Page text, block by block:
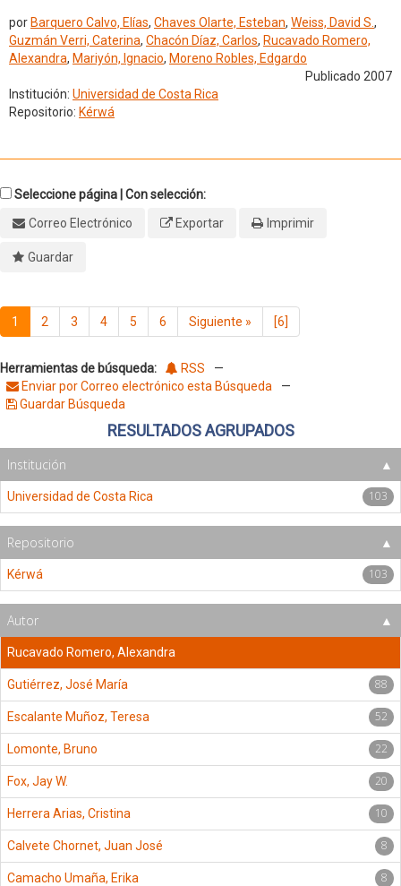
por Barquero Calvo, Elías, Chaves Olarte, Esteban, Weiss, David S.,
Guzmán Verri, Caterina, Chacón Díaz, Carlos, Rucavado Romero,
Alexandra, Mariyón, Ignacio, Moreno Robles, Edgardo
Publicado 2007
Institución: Universidad de Costa Rica
Repositorio: Kérwá
Seleccione página | Con selección:
Correo Electrónico
Exportar Imprimir
Guardar
1 2 3 4 5 6 Siguiente » [6]
Herramientas de búsqueda: RSS
—
Enviar por Correo electrónico esta Búsqueda
—
Guardar Búsqueda
RESULTADOS AGRUPADOS
Institución
Universidad de Costa Rica 103
Repositorio
Kérwá 103
Autor
Rucavado Romero, Alexandra
Gutiérrez, José María 88
Escalante Muñoz, Teresa 52
Lomonte, Bruno 22
Fox, Jay W. 20
Herrera Arias, Cristina 10
Calvete Chornet, Juan José 8
Camacho Umaña, Erika 8